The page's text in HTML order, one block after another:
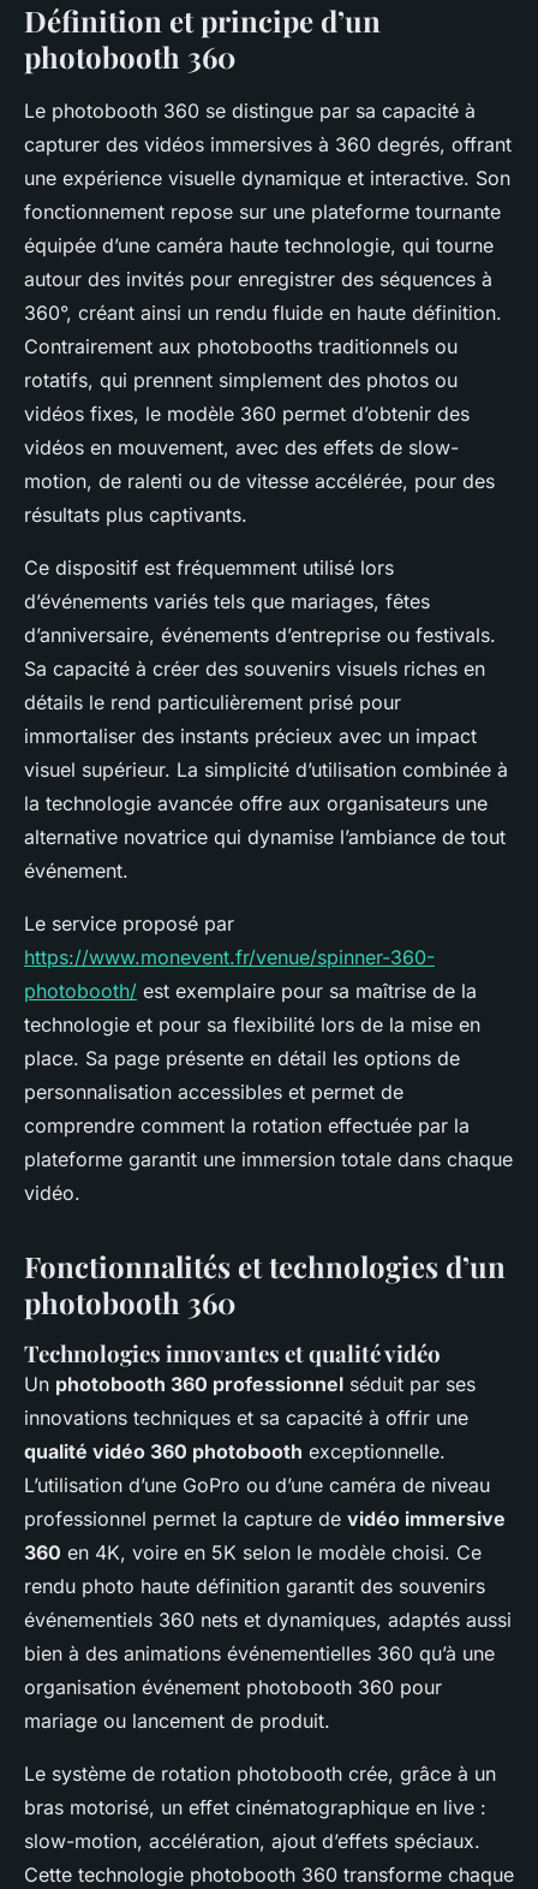
Définition et principe d’un
photobooth 360
Le photobooth 360 se distingue par sa capacité à
capturer des vidéos immersives à 360 degrés, offrant
une expérience visuelle dynamique et interactive. Son
fonctionnement repose sur une plateforme tournante
équipée d’une caméra haute technologie, qui tourne
autour des invités pour enregistrer des séquences à
360°, créant ainsi un rendu fluide en haute définition.
Contrairement aux photobooths traditionnels ou
rotatifs, qui prennent simplement des photos ou
vidéos fixes, le modèle 360 permet d’obtenir des
vidéos en mouvement, avec des effets de slow-
motion, de ralenti ou de vitesse accélérée, pour des
résultats plus captivants.
Ce dispositif est fréquemment utilisé lors
d’événements variés tels que mariages, fêtes
d’anniversaire, événements d’entreprise ou festivals.
Sa capacité à créer des souvenirs visuels riches en
détails le rend particulièrement prisé pour
immortaliser des instants précieux avec un impact
visuel supérieur. La simplicité d’utilisation combinée à
la technologie avancée offre aux organisateurs une
alternative novatrice qui dynamise l’ambiance de tout
événement.
Le service proposé par
https://www.monevent.fr/venue/spinner-360-
photobooth/ est exemplaire pour sa maîtrise de la
technologie et pour sa flexibilité lors de la mise en
place. Sa page présente en détail les options de
personnalisation accessibles et permet de
comprendre comment la rotation effectuée par la
plateforme garantit une immersion totale dans chaque
vidéo.
Fonctionnalités et technologies d’un
photobooth 360
Technologies innovantes et qualité vidéo
Un photobooth 360 professionnel séduit par ses
innovations techniques et sa capacité à offrir une
qualité vidéo 360 photobooth exceptionnelle.
L’utilisation d’une GoPro ou d’une caméra de niveau
professionnel permet la capture de vidéo immersive
360 en 4K, voire en 5K selon le modèle choisi. Ce
rendu photo haute définition garantit des souvenirs
événementiels 360 nets et dynamiques, adaptés aussi
bien à des animations événementielles 360 qu’à une
organisation événement photobooth 360 pour
mariage ou lancement de produit.
Le système de rotation photobooth crée, grâce à un
bras motorisé, un effet cinématographique en live :
slow-motion, accélération, ajout d’effets spéciaux.
Cette technologie photobooth 360 transforme chaque